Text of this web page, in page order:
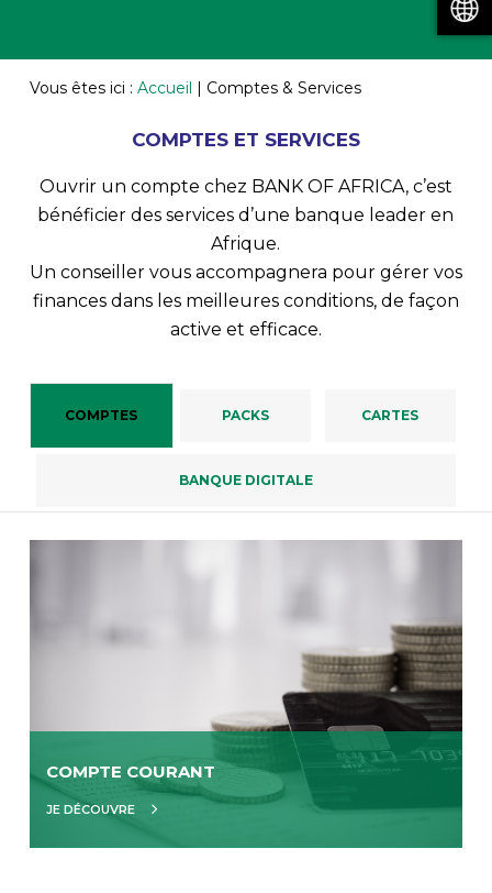
Vous êtes ici : Accueil | Comptes & Services
COMPTES ET SERVICES
Ouvrir un compte chez BANK OF AFRICA, c’est
bénéficier des services d’une banque leader en
Afrique.
Un conseiller vous accompagnera pour gérer vos
finances dans les meilleures conditions, de façon
active et efficace.
COMPTES PACKS CARTES
BANQUE DIGITALE
COMPTE COURANT
JE DÉCOUVRE